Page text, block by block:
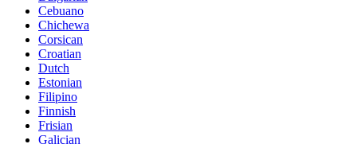
Cebuano
Chichewa
Corsican
Croatian
Dutch
Estonian
Filipino
Finnish
Frisian
Galician